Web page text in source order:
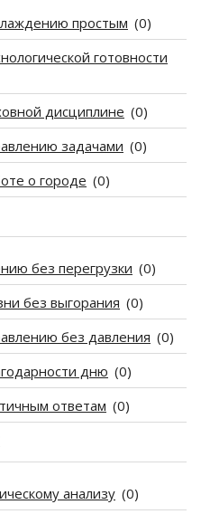
простым (0)
готовности
дисциплине (0)
задачами (0)
о городе (0)
без перегрузки (0)
без выгорания (0)
без давления (0)
дню (0)
ответам (0)
анализу (0)